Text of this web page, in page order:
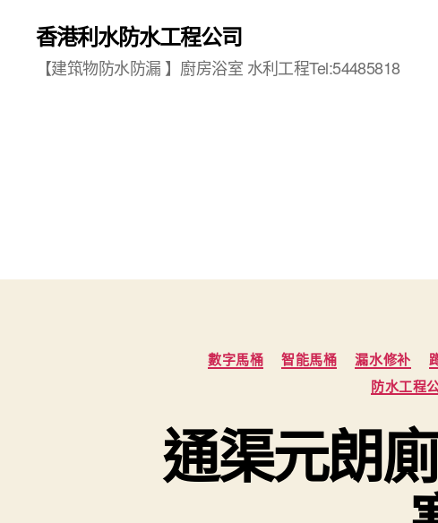
香港利水防水工程公司
【建筑物防水防漏 】廚房浴室 水利工程Tel:54485818
數字馬桶 智能馬桶 漏水修补
防水工程
通渠元朗